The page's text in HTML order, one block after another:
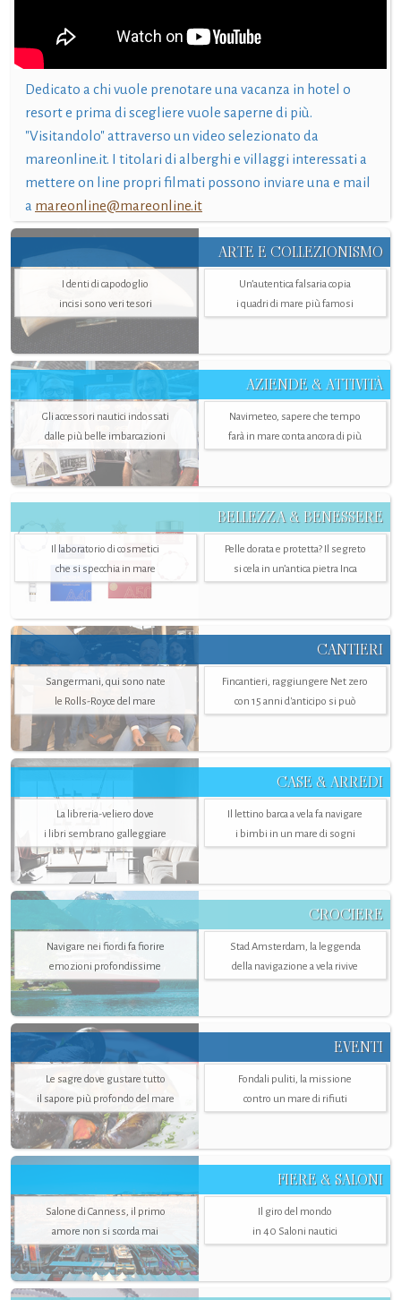
Dedicato a chi vuole prenotare una vacanza in hotel o
resort e prima di scegliere vuole saperne di più.
"Visitandolo" attraverso un video selezionato da
mareonline.it. I titolari di alberghi e villaggi interessati a
mettere on line propri filmati possono inviare una e mail
a mareonline@mareonline.it
ARTE E COLLEZIONISMO
I denti di capodoglio
incisi sono veri tesori
Un’autentica falsaria copia
i quadri di mare più famosi
AZIENDE & ATTIVITÀ
Gli accessori nautici indossati
dalle più belle imbarcazioni
Navimeteo, sapere che tempo
farà in mare conta ancora di più
BELLEZZA & BENESSERE
Il laboratorio di cosmetici
che si specchia in mare
Pelle dorata e protetta? Il segreto
si cela in un’antica pietra Inca
CANTIERI
Sangermani, qui sono nate
le Rolls-Royce del mare
Fincantieri, raggiungere Net zero
con 15 anni d'anticipo si può
CASE & ARREDI
La libreria-veliero dove
i libri sembrano galleggiare
Il lettino barca a vela fa navigare
i bimbi in un mare di sogni
CROCIERE
Navigare nei fiordi fa fiorire
emozioni profondissime
Stad Amsterdam, la leggenda
della navigazione a vela rivive
EVENTI
Le sagre dove gustare tutto
il sapore più profondo del mare
Fondali puliti, la missione
contro un mare di rifiuti
FIERE & SALONI
Salone di Canness, il primo
amore non si scorda mai
Il giro del mondo
in 40 Saloni nautici